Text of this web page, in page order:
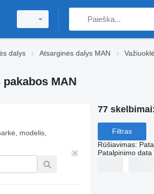
dalys Atsarginės dalys MAN
MAN
modelis,
77
Filtras
Rūšiavimas:
Patalpinimo data